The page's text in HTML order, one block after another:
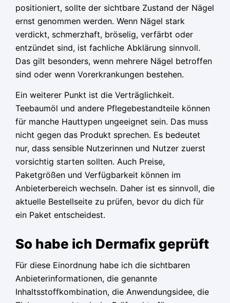
positioniert, sollte der sichtbare Zustand der Nägel
ernst genommen werden. Wenn Nägel stark
verdickt, schmerzhaft, bröselig, verfärbt oder
entzündet sind, ist fachliche Abklärung sinnvoll.
Das gilt besonders, wenn mehrere Nägel betroffen
sind oder wenn Vorerkrankungen bestehen.
Ein weiterer Punkt ist die Verträglichkeit.
Teebaumöl und andere Pflegebestandteile können
für manche Hauttypen ungeeignet sein. Das muss
nicht gegen das Produkt sprechen. Es bedeutet
nur, dass sensible Nutzerinnen und Nutzer zuerst
vorsichtig starten sollten. Auch Preise,
Paketgrößen und Verfügbarkeit können im
Anbieterbereich wechseln. Daher ist es sinnvoll, die
aktuelle Bestellseite zu prüfen, bevor du dich für
ein Paket entscheidest.
So habe ich Dermafix geprüft
Für diese Einordnung habe ich die sichtbaren
Anbieterinformationen, die genannte
Inhaltsstoffkombination, die Anwendungsidee, die